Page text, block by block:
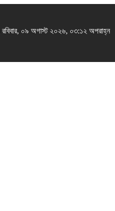
রবিবার, ০৯ অগাস্ট ২০২৬, ০৩:১২ অপরাহ্ন